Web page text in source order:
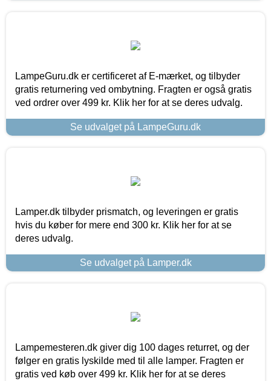
LampeGuru.dk er certificeret af E-mærket, og tilbyder
gratis returnering ved ombytning. Fragten er også gratis
ved ordrer over 499 kr. Klik her for at se deres udvalg.
Se udvalget på LampeGuru.dk
Lamper.dk tilbyder prismatch, og leveringen er gratis
hvis du køber for mere end 300 kr. Klik her for at se
deres udvalg.
Se udvalget på Lamper.dk
Lampemesteren.dk giver dig 100 dages returret, og der
følger en gratis lyskilde med til alle lamper. Fragten er
gratis ved køb over 499 kr. Klik her for at se deres